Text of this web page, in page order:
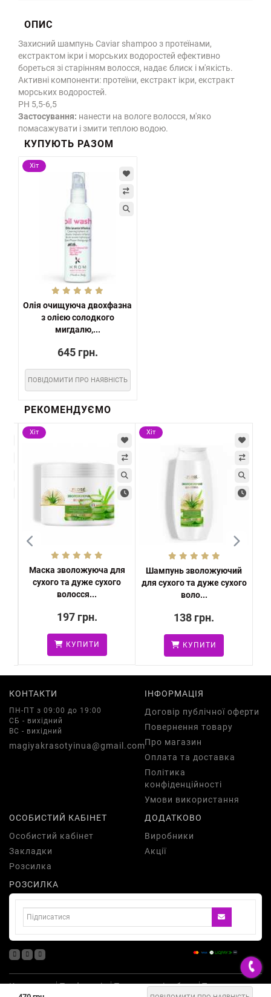
ОПИС
Захисний шампунь Caviar shampoo з протеїнами,
екстрактом ікри і морських водоростей ефективно
бореться зі старінням волосся, надає блиск і м'якість.
Активні компоненти: протеїни, екстракт ікри, екстракт
морських водоростей.
PH 5,5-6,5
Застосування: нанести на вологе волосся, м'яко
помасажувати і змити теплою водою.
КУПУЮТЬ РАЗОМ
Хіт
Олія очищуюча двохфазна
з олією солодкого
мигдалю,...
645 грн.
ПОВІДОМИТИ ПРО НАЯВНІСТЬ
РЕКОМЕНДУЄМО
Хіт
Маска зволожуюча для
сухого та дуже сухого
волосся...
197 грн.
КУПИТИ
Хіт
Шампунь зволожуючий
для сухого та дуже сухого
воло...
138 грн.
КУПИТИ
КОНТАКТИ
ПН-ПТ з 09:00 до 19:00
СБ - вихідний
ВС - вихідний
magiyakrasotyinua@gmail.com
ІНФОРМАЦІЯ
Договір публічної оферти
Повернення товару
Про магазин
Оплата та доставка
Політика
конфіденційності
Умови використання
ОСОБИСТИЙ КАБІНЕТ
Особистий кабінет
Закладки
Розсилка
ДОДАТКОВО
Виробники
Акції
РОЗСИЛКА
Косметика Парфумерія Подарункові набори
Товари для